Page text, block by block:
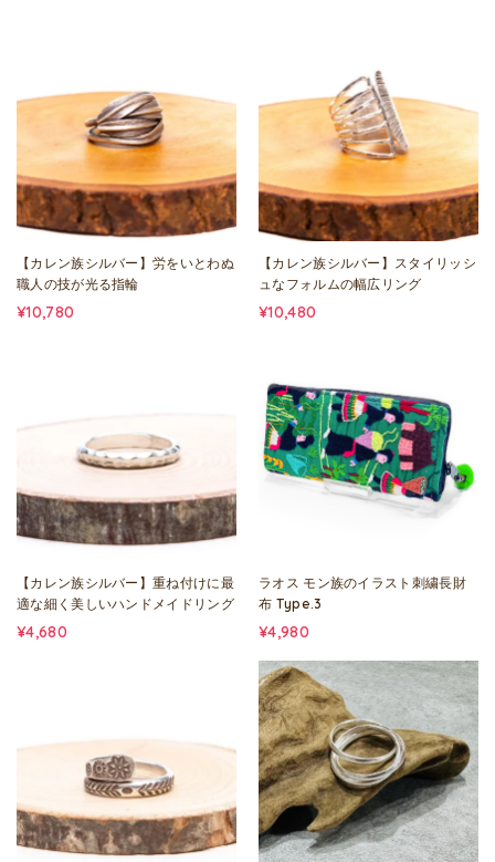
【カレン族シルバー】労をいとわぬ
職人の技が光る指輪
¥10,780
【カレン族シルバー】スタイリッシ
ュなフォルムの幅広リング
¥10,480
【カレン族シルバー】重ね付けに最
適な細く美しいハンドメイドリング
¥4,680
ラオス モン族のイラスト刺繍長財
布 Type.3
¥4,980